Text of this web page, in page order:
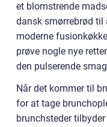
et blomstrende
dansk smørrebrød til
moderne
prøve nogle nye
den pulserende
Når det kommer til
for at tage
brunchsteder